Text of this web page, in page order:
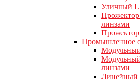
Уличный
линзами
Промышленное
линзами
Линейный